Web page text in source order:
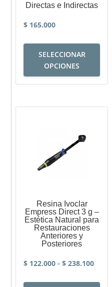
Directas e Indirectas
$ 165.000
SELECCIONAR
OPCIONES
Este
Las
Resina Ivoclar
Empress Direct 3 g –
Estética Natural para
Restauraciones
Anteriores y
Posteriores
$ 122.000 - $ 238.100Rango
Este